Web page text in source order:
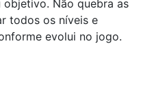
objetivo. Não quebra as
todos os níveis e
evolui no jogo.